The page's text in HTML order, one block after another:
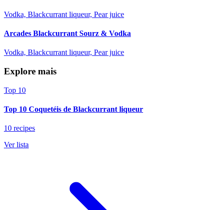
Vodka, Blackcurrant liqueur, Pear juice
Arcades Blackcurrant Sourz & Vodka
Vodka, Blackcurrant liqueur, Pear juice
Explore mais
Top 10
Top 10 Coquetéis de Blackcurrant liqueur
10 recipes
Ver lista